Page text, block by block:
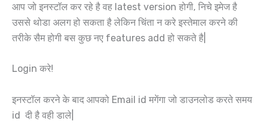
आप जो इनस्टॉल कर रहे है वह latest version होगी, निचे इमेज है
उससे थोडा अलग हो सकता है लेकिन चिंता न करे इस्तेमाल करने की
तरीके सैम होगी बस कुछ नए features add हो सकते है|
Login करे!
इनस्टॉल करने के बाद आपको Email id मगेंगा जो डाउनलोड करते समय
id दी है वही डाले|